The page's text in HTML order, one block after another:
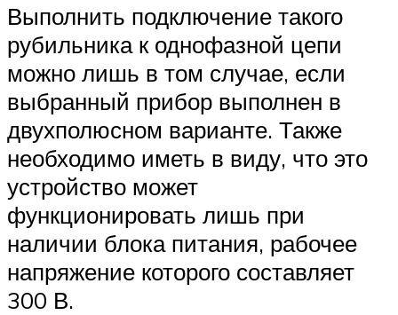
Выполнить подключение такого
рубильника к однофазной цепи
можно лишь в том случае, если
выбранный прибор выполнен в
двухполюсном варианте. Также
необходимо иметь в виду, что это
устройство может
функционировать лишь при
наличии блока питания, рабочее
напряжение которого составляет
300 В.